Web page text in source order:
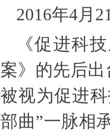
2016年4月
《促进科
案》的先后
被视为促进
部曲”一脉相